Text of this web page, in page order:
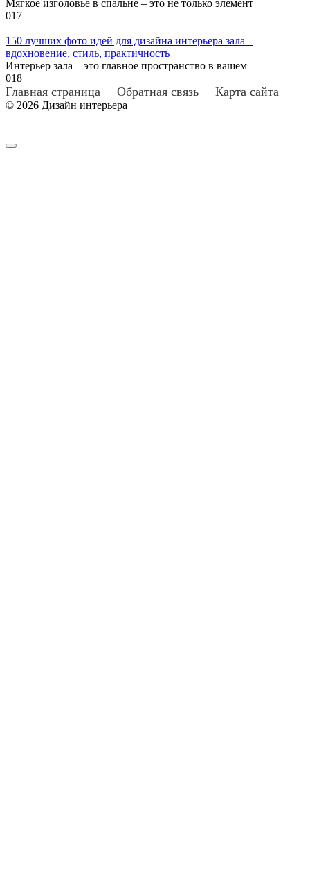
Мягкое изголовье в спальне – это не только элемент
017
150 лучших фото идей для дизайна интерьера зала –
вдохновение, стиль, практичность
Интерьер зала – это главное пространство в вашем
018
Главная страница Обратная связь Карта сайта
© 2026 Дизайн интерьера